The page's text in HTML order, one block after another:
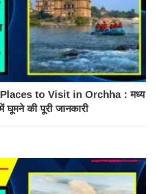
to Visit in Orchha : मध्य
की पूरी जानकारी